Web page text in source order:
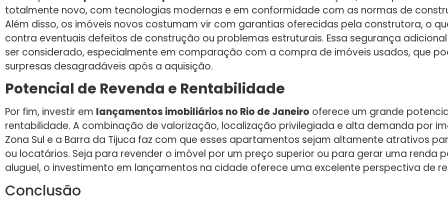
totalmente novo, com tecnologias modernas e em conformidade com as normas de
Além disso, os imóveis novos costumam vir com garantias oferecidas pela construtora, o
contra eventuais defeitos de construção ou problemas estruturais. Essa segurança
ser considerado, especialmente em comparação com a compra de imóveis usados, que
surpresas desagradáveis após a aquisição.
Potencial de Revenda e Rentabilidade
Por fim, investir em lançamentos imobiliários no Rio de Janeiro oferece um grande
rentabilidade. A combinação de valorização, localização privilegiada e alta demanda por
Zona Sul e a Barra da Tijuca faz com que esses apartamentos sejam altamente atrativos
ou locatários. Seja para revender o imóvel por um preço superior ou para gerar uma renda
aluguel, o investimento em lançamentos na cidade oferece uma excelente perspectiva de
Conclusão